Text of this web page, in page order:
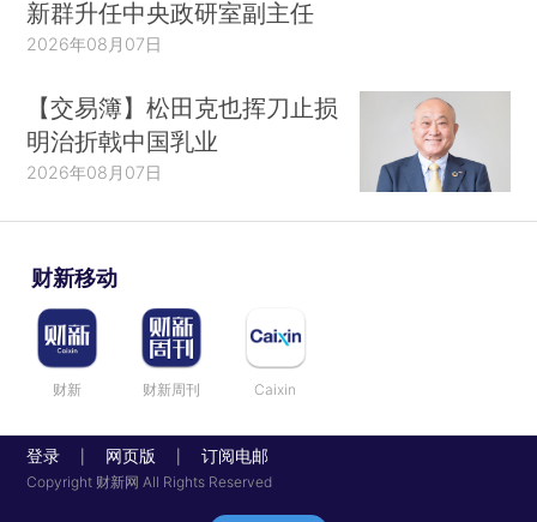
新群升任中央政研室副主任
2026年08月07日
【交易簿】松田克也挥刀止损
明治折戟中国乳业
2026年08月07日
财新移动
财新 财新周刊 Caixin
登录 网页版 订阅电邮
Copyright 财新网 All Rights Reserved